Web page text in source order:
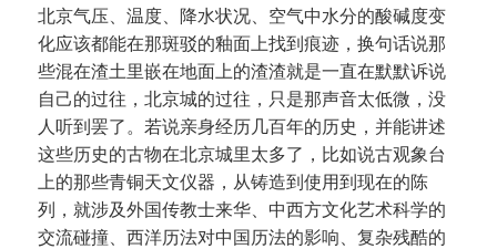
北京气压、温度、降水状况、空气中水分的酸碱度变
化应该都能在那斑驳的釉面上找到痕迹，换句话说那
些混在渣土里嵌在地面上的渣渣就是一直在默默诉说
自己的过往，北京城的过往，只是那声音太低微，没
人听到罢了。若说亲身经历几百年的历史，并能讲述
这些历史的古物在北京城里太多了，比如说古观象台
上的那些青铜天文仪器，从铸造到使用到现在的陈
列，就涉及外国传教士来华、中西方文化艺术科学的
交流碰撞、西洋历法对中国历法的影响、复杂残酷的